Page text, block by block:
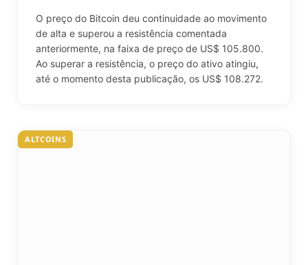
O preço do Bitcoin deu continuidade ao movimento
de alta e superou a resistência comentada
anteriormente, na faixa de preço de US$ 105.800.
Ao superar a resistência, o preço do ativo atingiu,
até o momento desta publicação, os US$ 108.272.
ALTCOINS